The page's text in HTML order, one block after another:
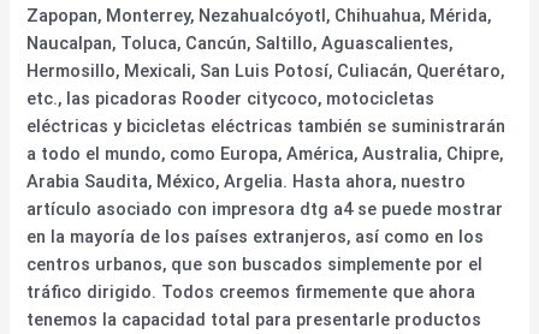
Zapopan, Monterrey, Nezahualcóyotl, Chihuahua, Mérida,
Naucalpan, Toluca, Cancún, Saltillo, Aguascalientes,
Hermosillo, Mexicali, San Luis Potosí, Culiacán, Querétaro,
etc., las picadoras Rooder citycoco, motocicletas
eléctricas y bicicletas eléctricas también se suministrarán
a todo el mundo, como Europa, América, Australia, Chipre,
Arabia Saudita, México, Argelia. Hasta ahora, nuestro
artículo asociado con impresora dtg a4 se puede mostrar
en la mayoría de los países extranjeros, así como en los
centros urbanos, que son buscados simplemente por el
tráfico dirigido. Todos creemos firmemente que ahora
tenemos la capacidad total para presentarle productos